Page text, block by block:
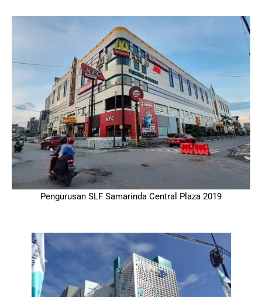
Pengurusan SLF Samarinda Central Plaza 2019